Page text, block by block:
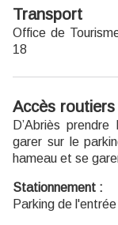
Transport
Office de
18
Accès
D’Abriès
garer sur le
hameau et se
Stationnement :
Parking de